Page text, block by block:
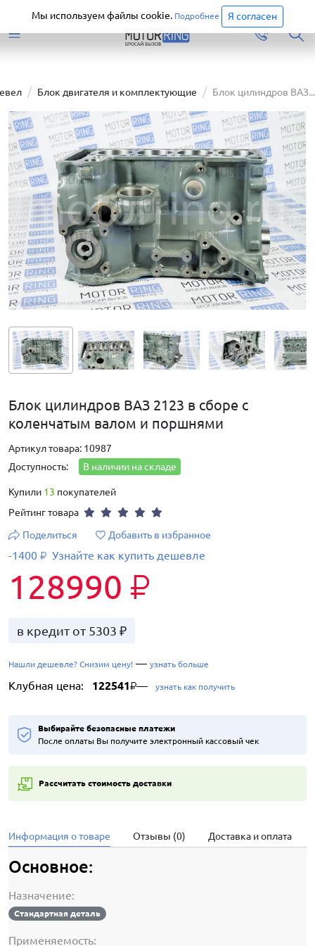
Перейти
Блок двигателя и комплектующие Блок цилиндров ВАЗ...
Блок цилиндров ВАЗ 2123 в сборе с
коленчатым валом и поршнями
Артикул товара: 10987
Доступность:
В наличии на складе
Купили 13 покупателей
Рейтинг товара
Поделиться
Добавить в избранное
-1400 ₽ Узнайте как купить дешевле
128990 ₽
в кредит от 5303 ₽
Нашли дешевле? Снизим цену! — узнать больше
Клубная цена: 122541₽— узнать как получить
Выбирайте безопасные платежи
После оплаты Вы получите электронный кассовый чек
Рассчитать стоимость доставки
Информация о товаре Отзывы (0) Доставка и оплата
Основное:
Назначение:
Стандартная деталь
Применяемость:
Мы используем файлы cookie. Подробнее Я согласен